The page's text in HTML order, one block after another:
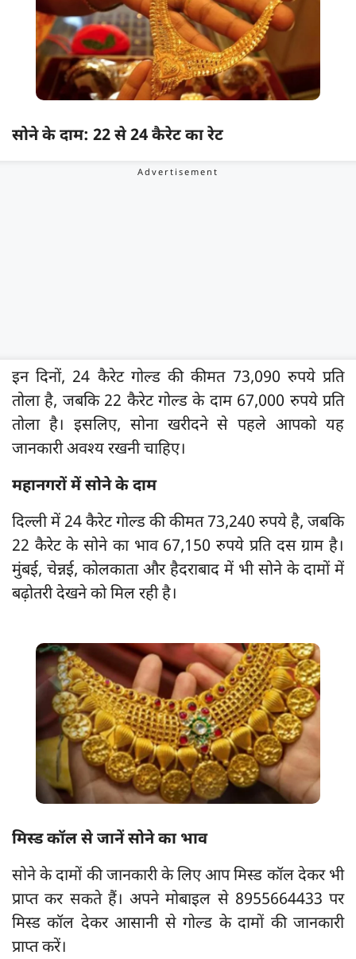
सोने के दाम: 22 से 24 कैरेट का रेट
इन दिनों, 24 कैरेट गोल्ड की कीमत 73,090 रुपये प्रति
तोला है, जबकि 22 कैरेट गोल्ड के दाम 67,000 रुपये प्रति
तोला है। इसलिए, सोना खरीदने से पहले आपको यह
जानकारी अवश्य रखनी चाहिए।
महानगरों में सोने के दाम
दिल्ली में 24 कैरेट गोल्ड की कीमत 73,240 रुपये है, जबकि
22 कैरेट के सोने का भाव 67,150 रुपये प्रति दस ग्राम है।
मुंबई, चेन्नई, कोलकाता और हैदराबाद में भी सोने के दामों में
बढ़ोतरी देखने को मिल रही है।
मिस्ड कॉल से जानें सोने का भाव
सोने के दामों की जानकारी के लिए आप मिस्ड कॉल देकर भी
प्राप्त कर सकते हैं। अपने मोबाइल से 8955664433 पर
मिस्ड कॉल देकर आसानी से गोल्ड के दामों की जानकारी
प्राप्त करें।